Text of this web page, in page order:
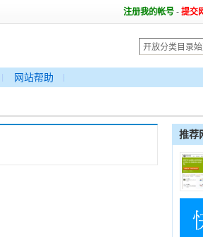
注册我的帐号 - 提交
网站帮助
推荐